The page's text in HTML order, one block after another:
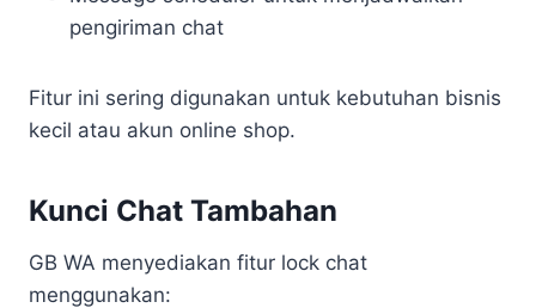
pengiriman chat
Fitur ini sering digunakan untuk kebutuhan bisnis
kecil atau akun online shop.
Kunci Chat Tambahan
GB WA menyediakan fitur lock chat
menggunakan: